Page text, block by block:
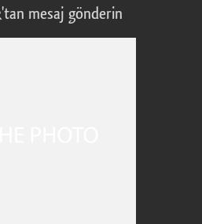
mesaj gönderin